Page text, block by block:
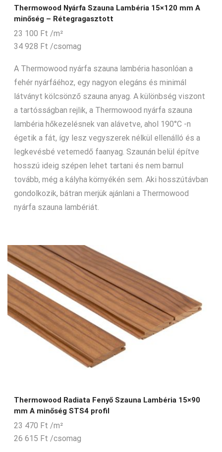
Thermowood Nyárfa Szauna Lambéria 15×120 mm A
minőség – Rétegragasztott
23 100 Ft /m²
34 928 Ft /csomag
A Thermowood nyárfa szauna lambéria hasonlóan a
fehér nyárfáéhoz, egy nagyon elegáns és minimál
látványt kölcsönző szauna anyag. A különbség viszont
a tartósságban rejlik, a Thermowood nyárfa szauna
lambéria hőkezelésnek van alávetve, ahol 190°C -n
égetik a fát, így lesz vegyszerek nélkül ellenálló és a
legkevésbé vetemedő faanyag. Szaunán belül építve
hosszú ideig szépen lehet tartani és nem barnul
tovább, még a kályha környékén sem. Aki hosszútávban
gondolkozik, bátran merjük ajánlani a Thermowood
nyárfa szauna lambériát.
Thermowood Radiata Fenyő Szauna Lambéria 15×90
mm A minőség STS4 profil
23 470 Ft /m²
26 615 Ft /csomag